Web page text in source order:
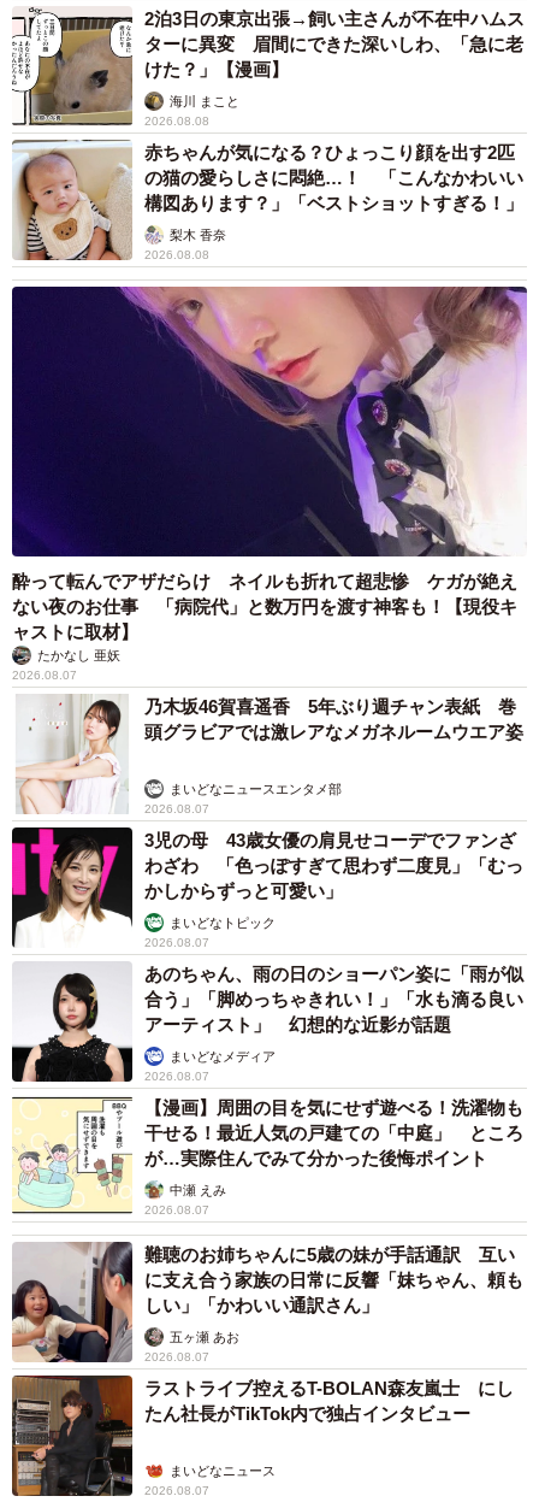
2泊3日の東京出張→飼い主さんが不在中ハムス
ターに異変 眉間にできた深いしわ、「急に老
けた？」【漫画】
海川 まこと
2026.08.08
赤ちゃんが気になる？ひょっこり顔を出す2匹
の猫の愛らしさに悶絶…！ 「こんなかわいい
構図あります？」「ベストショットすぎる！」
梨木 香奈
2026.08.08
酔って転んでアザだらけ ネイルも折れて超悲惨 ケガが絶え
ない夜のお仕事 「病院代」と数万円を渡す神客も！【現役キ
ャストに取材】
たかなし 亜妖
2026.08.07
乃木坂46賀喜遥香 5年ぶり週チャン表紙 巻
頭グラビアでは激レアなメガネルームウエア姿
まいどなニュースエンタメ部
2026.08.07
3児の母 43歳女優の肩見せコーデでファンざ
わざわ 「色っぽすぎて思わず二度見」「むっ
かしからずっと可愛い」
まいどなトピック
2026.08.07
あのちゃん、雨の日のショーパン姿に「雨が似
合う」「脚めっちゃきれい！」「水も滴る良い
アーティスト」 幻想的な近影が話題
まいどなメディア
2026.08.07
【漫画】周囲の目を気にせず遊べる！洗濯物も
干せる！最近人気の戸建ての「中庭」 ところ
が…実際住んでみて分かった後悔ポイント
中瀬 えみ
2026.08.07
難聴のお姉ちゃんに5歳の妹が手話通訳 互い
に支え合う家族の日常に反響「妹ちゃん、頼も
しい」「かわいい通訳さん」
五ヶ瀬 あお
2026.08.07
ラストライブ控えるT-BOLAN森友嵐士 にし
たん社長がTikTok内で独占インタビュー
まいどなニュース
2026.08.07